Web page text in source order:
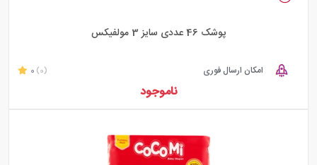
پوشک 46 عددی سایز 3 مولفیکس
امکان ارسال فوری 0 (0)
ناموجود